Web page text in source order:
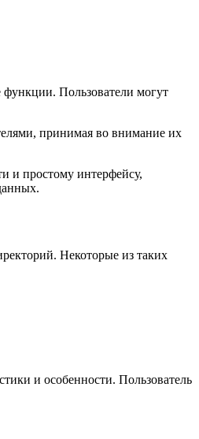
Пользователи могут
принимая во внимание их
и простому интерфейсу,
Некоторые из таких
и особенности. Пользователь